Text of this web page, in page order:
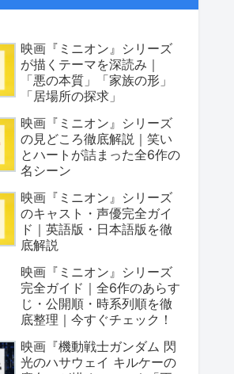
映画『ミニオン』シリーズ
が描くテーマを深読み｜
「悪の本質」「家族の形」
「居場所の探求」
映画『ミニオン』シリーズ
の見どころ徹底解説｜笑い
とハートが詰まった全6作の
名シーン
映画『ミニオン』シリーズ
のキャスト・声優完全ガイ
ド｜英語版・日本語版を徹
底解説
映画『ミニオン』シリーズ
完全ガイド｜全6作のあらす
じ・公開順・時系列順を徹
底整理｜今すぐチェック！
映画『機動戦士ガンダム 閃
光のハサウェイ キルケーの